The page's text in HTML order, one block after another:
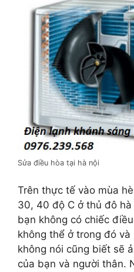
Sửa điều hòa tại hà nội
Trên thực tế vào mùa
30, 40 độ C ở thủ đô
bạn không có chiếc
không thể ở trong đó
không nói cũng biết sẽ
của bạn và người thân.